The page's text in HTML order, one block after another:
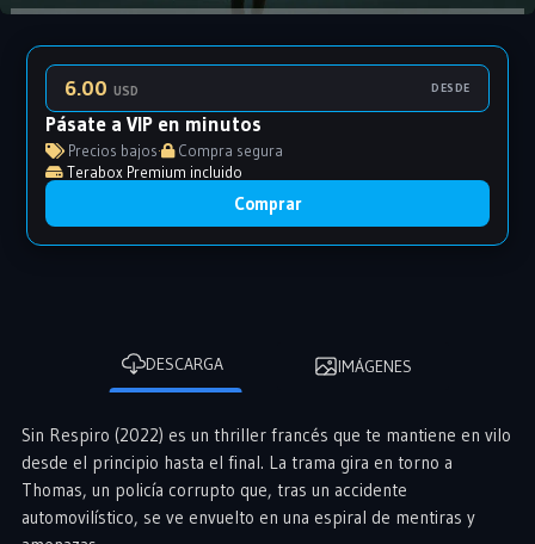
6.00USD DESDE
Pásate a VIP en minutos
Precios bajos·
Compra segura
Terabox Premium incluido
Comprar
DESCARGA IMÁGENES
Sin Respiro (2022) es un thriller francés que te mantiene en vilo
desde el principio hasta el final. La trama gira en torno a
Thomas, un policía corrupto que, tras un accidente
automovilístico, se ve envuelto en una espiral de mentiras y